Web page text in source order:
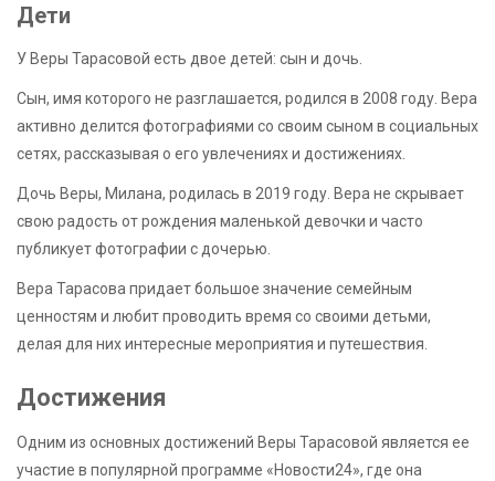
Дети
У Веры Тарасовой есть двое детей: сын и дочь.
Сын, имя которого не разглашается, родился в 2008 году. Вера
активно делится фотографиями со своим сыном в социальных
сетях, рассказывая о его увлечениях и достижениях.
Дочь Веры, Милана, родилась в 2019 году. Вера не скрывает
свою радость от рождения маленькой девочки и часто
публикует фотографии с дочерью.
Вера Тарасова придает большое значение семейным
ценностям и любит проводить время со своими детьми,
делая для них интересные мероприятия и путешествия.
Достижения
Одним из основных достижений Веры Тарасовой является ее
участие в популярной программе «Новости24», где она